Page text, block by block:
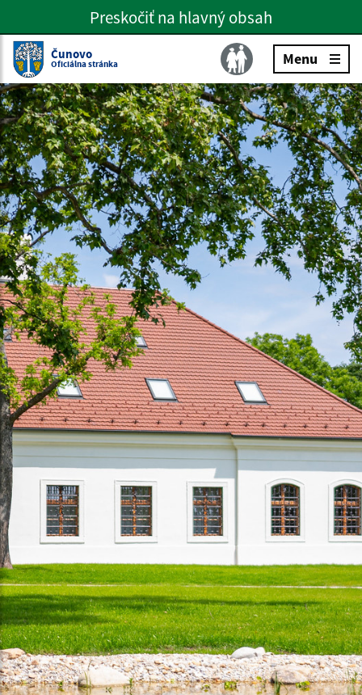
Preskočiť na hlavné menu
Preskočiť na hlavný obsah
Slovenčina
Čunovo
Oficiálna stránka Menu